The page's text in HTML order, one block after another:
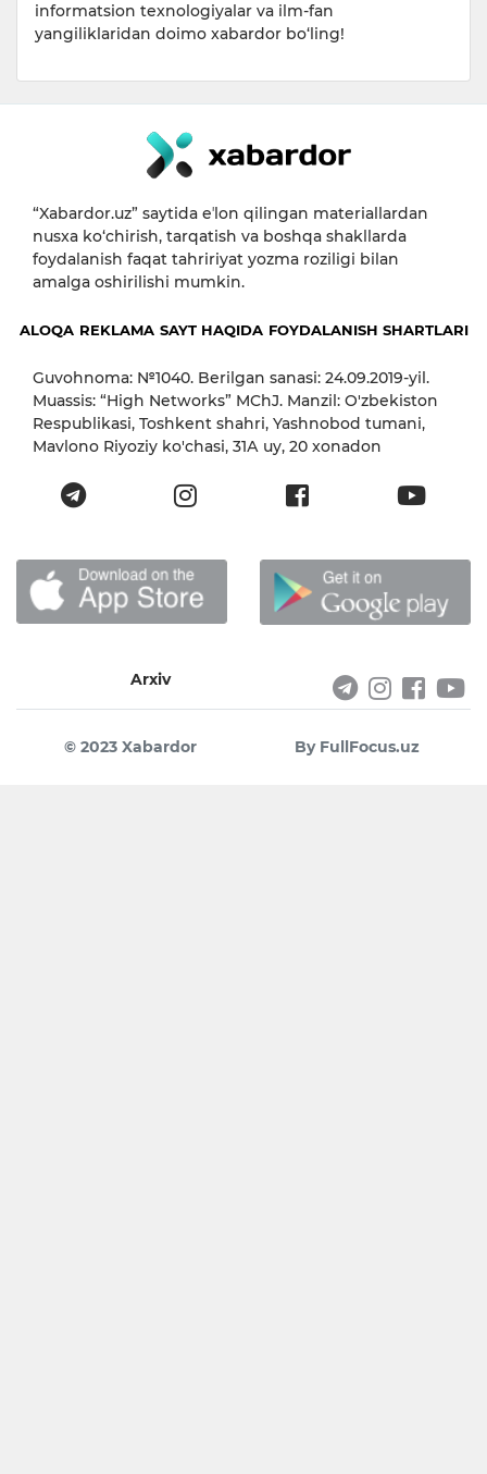
informatsion texnologiyalar va ilm-fan
yangiliklaridan doimo xabardor bo‘ling!
“Xabardor.uz” saytida eʼlon qilingan materiallardan
nusxa ko‘chirish, tarqatish va boshqa shakllarda
foydalanish faqat tahririyat yozma roziligi bilan
amalga oshirilishi mumkin.
ALOQA REKLAMA SAYT HAQIDA FOYDALANISH SHARTLARI
Guvohnoma: №1040. Berilgan sanasi: 24.09.2019-yil.
Muassis: “High Networks” MChJ. Manzil: O'zbekiston
Respublikasi, Toshkent shahri, Yashnobod tumani,
Mavlono Riyoziy ko'chasi, 31А uy, 20 xonadon
Arxiv
© 2023 Xabardor By FullFocus.uz